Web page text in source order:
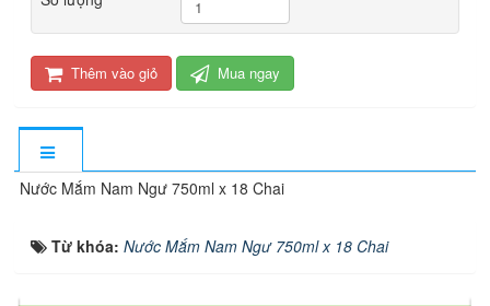
Thêm vào giỏ Mua ngay
Nước Mắm Nam Ngư 750ml x 18 Chai
Từ khóa: Nước Mắm Nam Ngư 750ml x 18 Chai